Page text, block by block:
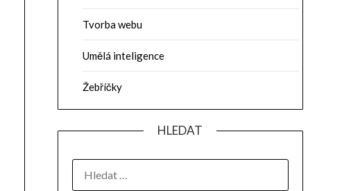
Tvorba webu
Umělá inteligence
Žebříčky
HLEDAT